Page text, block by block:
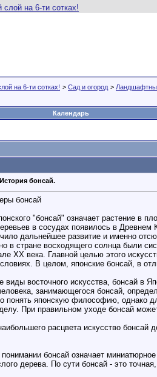
на 6-ти сотках! > Сад и огород >
Календарь
История бонсай.
бонсай
"бонсай" означает растение в
в сосудах появилось в Древнем
дальнейшее развитие и именно
в стране восходящего солнца были
XX века. Главной целью этого
В целом, японские бонсай, в
виды восточного искусства, бонсай в
занимающегося бонсай,
понять японскую философию, однако
При правильном уходе бонсай
расцвета искусство бонсай
бонсай означает
дерева. По сути бонсай - это